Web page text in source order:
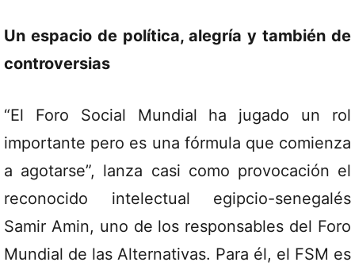
Un espacio de política, alegría y también de
controversias
“El Foro Social Mundial ha jugado un rol
importante pero es una fórmula que comienza
a agotarse”, lanza casi como provocación el
reconocido intelectual egipcio-senegalés
Samir Amin, uno de los responsables del Foro
Mundial de las Alternativas. Para él, el FSM es